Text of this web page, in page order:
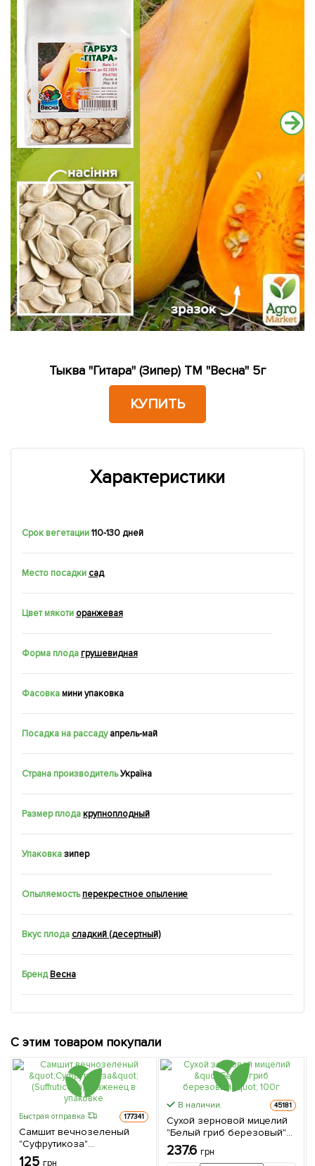
Тыква "Гитара" (Зипер) ТМ "Весна" 5г
КУПИТЬ
Характеристики
Срок вегетации 110-130 дней
Место посадки сад
Цвет мякоти оранжевая
Форма плодагрушевидная
Фасовкамини упаковка
Посадка на рассаду апрель-май
Страна производитель Україна
Размер плодакрупноплодный
Упаковказипер
Опыляемостьперекрестное опыление
Вкус плода сладкий (десертный)
Бренд Весна
С этим товаром покупали
Быстрая отправка 177341
Самшит вечнозеленый
"Суфрутикоза"
(Suffruticosa) 1 саженец в
125 грн
В наличии. 45181
Сухой зерновой мицелий
"Белый гриб березовый"
100г
237.6 грн